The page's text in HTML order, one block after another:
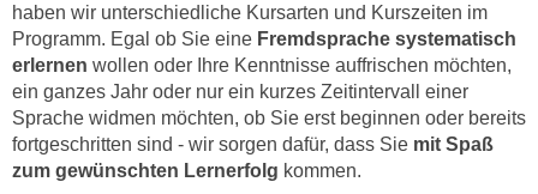
haben wir unterschiedliche Kursarten und Kurszeiten im
Programm. Egal ob Sie eine Fremdsprache systematisch
erlernen wollen oder Ihre Kenntnisse auffrischen möchten,
ein ganzes Jahr oder nur ein kurzes Zeitintervall einer
Sprache widmen möchten, ob Sie erst beginnen oder bereits
fortgeschritten sind - wir sorgen dafür, dass Sie mit Spaß
zum gewünschten Lernerfolg kommen.
e
n
w
r
n
w
i
r
a
u
c
h